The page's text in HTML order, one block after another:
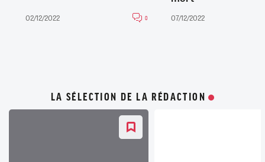
02/12/2022 0 07/12/2022
LA SÉLECTION DE LA RÉDACTION